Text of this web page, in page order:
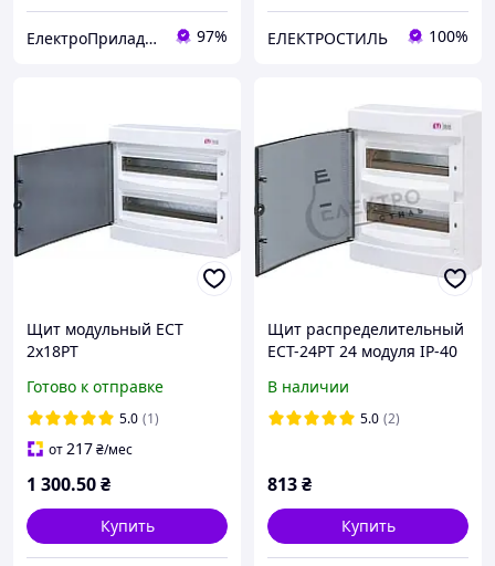
ЕлектроПриладТехСервіс 97% ЕЛЕКТРОСТИЛЬ 100%
Щит модульный ECT
2x18PT
наружный 1101081,
распределительный бокс
Готово к отправке
5.0 (1)
от217₴/мес
1 300.50₴
Купить
Щит распределительный
ECT-24PT 24 модуля IP-40
установка, прозрачный.
В наличии
5.0 (2)
813₴
Купить